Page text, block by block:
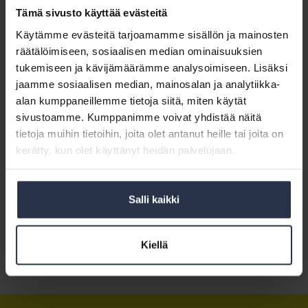
Tämä sivusto käyttää evästeitä
Käytämme evästeitä tarjoamamme sisällön ja mainosten
räätälöimiseen, sosiaalisen median ominaisuuksien
tukemiseen ja kävijämäärämme analysoimiseen. Lisäksi
jaamme sosiaalisen median, mainosalan ja analytiikka-
alan kumppaneillemme tietoja siitä, miten käytät
sivustoamme. Kumppanimme voivat yhdistää näitä
tietoja muihin tietoihin, joita olet antanut heille tai joita on
kerätty, kun olet käyttänyt heidän palvelujaan.
Salli kaikki
Kiellä
ja päivitystyötä tekeville, esimerkiksi kiinteistösihteereille,
toimia asiakastaloyhtiöiden puolesta.
Nyt on aika kysellä myös isännöinti­järjestelmän toimittajalta, miten
se valmistautuu Asrekiin ja millaisia päivityksiä ja siirtymävaiheen
prosesseja tarvitaan.
Isännöintiliitto vaikuttaa siihen, että isännöintijärjestelmät olisivat
ajoissa valmiina Asrekiin ja tietojen tarkistaminen ja päivittäminen
sähköiseen rekisteriin hoituu mahdollisimman sujuvasti.